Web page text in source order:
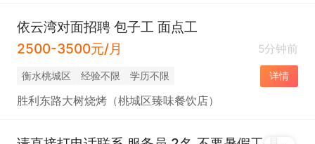
依云湾对面招聘 包子工 面点工
2500-3500元/月
5分钟前
衡水桃城区 经验不限 学历不限 详情
胜利东路大树烧烤（桃城区臻味餐饮店）